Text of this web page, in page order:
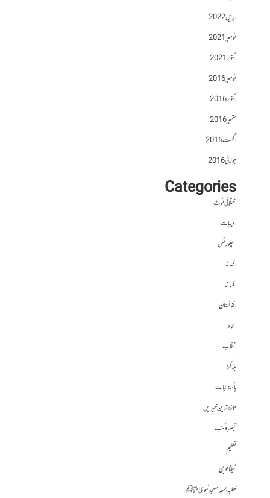
اپریل 2022
نومبر 2021
اکتوبر 2021
نومبر 2016
اکتوبر 2016
ستمبر 2016
اگست 2016
جولائی 2016
Categories
اختلافی نوٹ
ادبیات
اسپورٹس
افسانہ
افسانہ
افغانستان
الحاد
انتخاب
بلاگز
پاکستانیات
تازہ ترین خبریں
تبصرہ کتب
تعلیم
ٹیکنالوجی
خطبہ جمعہ مسجد نبوی ﷺ